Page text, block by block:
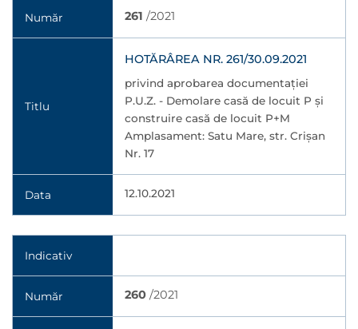
Număr 261 /2021
Titlu
HOTĂRÂREA NR. 261/30.09.2021
privind aprobarea documentaţiei
P.U.Z. - Demolare casă de locuit P și
construire casă de locuit P+M
Amplasament: Satu Mare, str. Crișan
Nr. 17
Data 12.10.2021
Indicativ
Număr 260 /2021